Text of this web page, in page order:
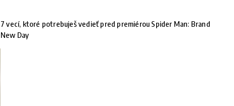
7 vecí, ktoré potrebuješ vedieť pred premiérou Spider Man: Brand
New Day